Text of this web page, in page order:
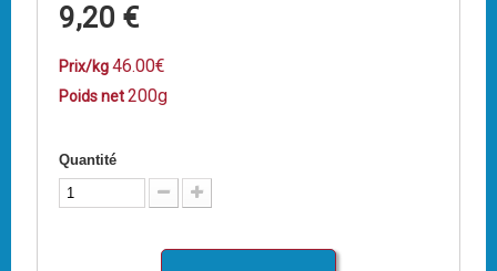
9,20 €
Prix/kg46.00€
Poids net200g
Quantité